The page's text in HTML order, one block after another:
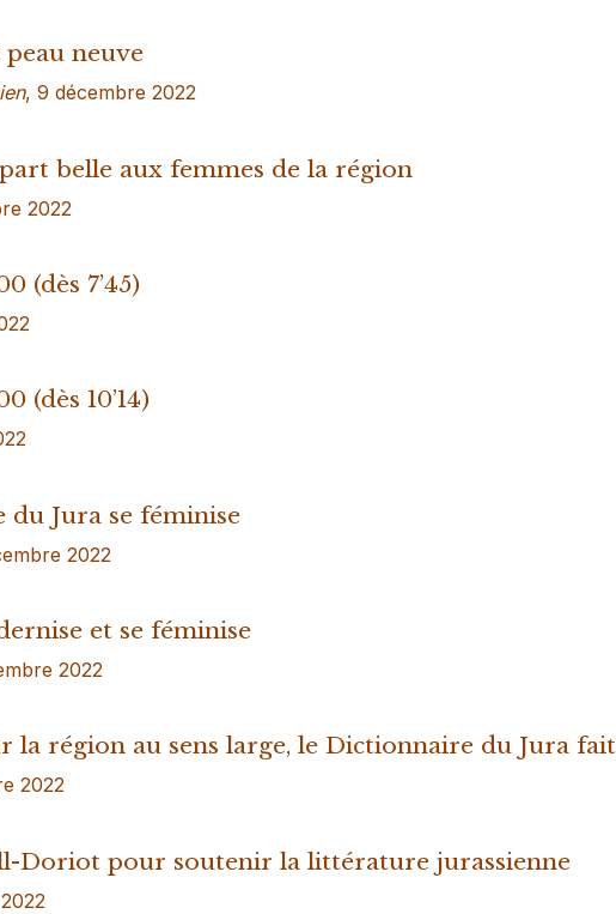
neuve
, 9 décembre 2022
belle aux femmes de la région
2022
(dès 7’45)
(dès 10’14)
Jura se féminise
2022
et se féminise
2022
la région au sens large, le Dictionnaire du Jura
2022
Doriot pour soutenir la littérature jurassienne